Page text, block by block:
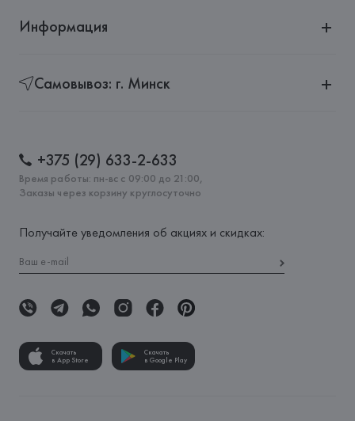
Информация
Самовывоз: г. Минск
+375 (29) 633-2-633
Время работы: пн-вс с 09:00 до 21:00,
Заказы через корзину круглосуточно
Получайте уведомления об акциях и скидках:
Скачать
в App Store
Скачать
в Google Play